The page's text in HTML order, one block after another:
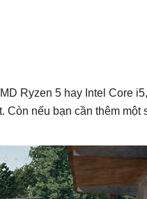
Ryzen 5 hay Intel Core
Còn nếu bạn cần thêm một